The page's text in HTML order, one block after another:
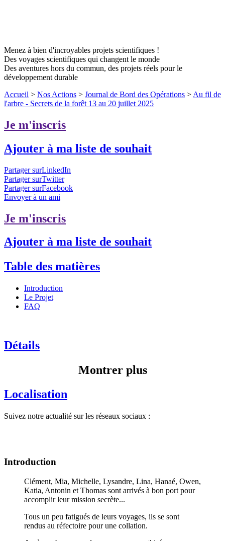
Menez à bien d'incroyables projets scientifiques !
Des voyages scientifiques qui changent le monde
Des aventures hors du commun, des projets réels pour le
développement durable
Accueil > Nos Actions > Journal de Bord des Opérations > Au fil de
l'arbre - Secrets de la forêt 13 au 20 juillet 2025
Je m'inscris
Ajouter à ma liste de souhait
Partager surLinkedIn
Partager surTwitter
Partager surFacebook
Envoyer à un ami
Je m'inscris
Ajouter à ma liste de souhait
Table des matières
Introduction
Le Projet
FAQ
Détails
Montrer plus
Localisation
Suivez notre actualité sur les réseaux sociaux :
Introduction
Clément, Mia, Michelle, Lysandre, Lina, Hanaé, Owen,
Katia, Antonin et Thomas sont arrivés à bon port pour
accomplir leur mission secrète...
Tous un peu fatigués de leurs voyages, ils se sont
rendus au réfectoire pour une collation.